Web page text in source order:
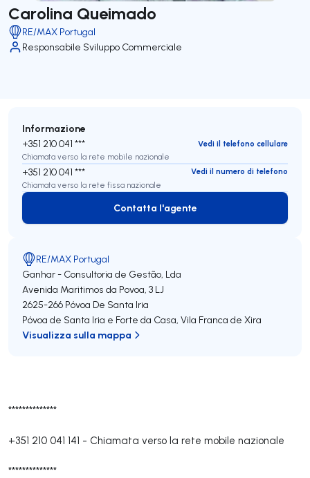
Carolina Queimado
RE/MAX Portugal
Responsabile Sviluppo Commerciale
**************
+351 210 041 141 - Chiamata verso la rete mobile nazionale
**************
Informazione
+351 210 041 ***
Vedi il telefono cellulare
Chiamata verso la rete mobile nazionale
+351 210 041 ***
Vedi il numero di telefono
Chiamata verso la rete fissa nazionale
Contatta l'agente
Contatta l'agente
RE/MAX Portugal
Ganhar - Consultoria de Gestão, Lda
Avenida Maritimos da Povoa, 3 LJ
2625-266 Póvoa De Santa Iria
Póvoa de Santa Iria e Forte da Casa, Vila Franca de Xira
Visualizza sulla mappa